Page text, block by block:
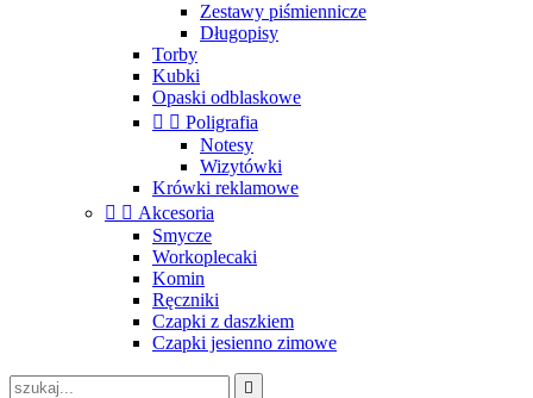
Zestawy piśmiennicze
Długopisy
Torby
Kubki
Opaski odblaskowe
  Poligrafia
Notesy
Wizytówki
Krówki reklamowe
  Akcesoria
Smycze
Workoplecaki
Komin
Ręczniki
Czapki z daszkiem
Czapki jesienno zimowe
